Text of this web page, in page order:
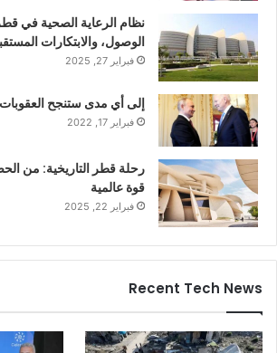
نظام الرعاية الصحية في
الوصول، والابتكارات
فبراير 27, 2025
إلى أي مدى ستنجح
فبراير 17, 2022
رحلة قطر التاريخية: من
قوة عالمية
فبراير 22, 2025
Recent Tech News